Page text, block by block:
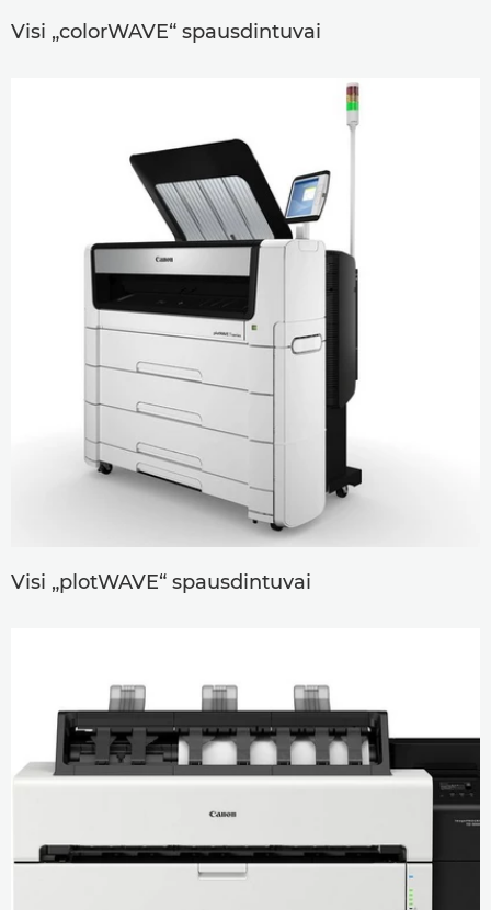
Visi „colorWAVE“ spausdintuvai
Visi „plotWAVE“ spausdintuvai